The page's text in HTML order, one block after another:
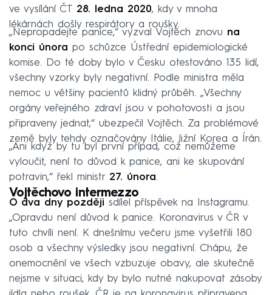
ve vysílání ČT 28. ledna 2020, kdy v mnoha
lékárnách došly respirátory a roušky.
„Nepropadejte panice,“ vyzval Vojtěch znovu na
konci února po schůzce Ústřední epidemiologické
komise. Do té doby bylo v Česku otestováno 135 lidí,
všechny vzorky byly negativní. Podle ministra měla
nemoc u většiny pacientů klidný průběh. „Všechny
orgány veřejného zdraví jsou v pohotovosti a jsou
připraveny jednat,“ ubezpečil Vojtěch. Za problémové
země byly tehdy označovány Itálie, Jižní Korea a Írán.
„Ani když by tu byl první případ, což nemůžeme
vyloučit, není to důvod k panice, ani ke skupování
potravin,“ řekl ministr 27. února.
Vojtěchovo intermezzo
O dva dny později sdílel příspěvek na Instagramu.
„Opravdu není důvod k panice. Koronavirus v ČR v
tuto chvíli není. K dnešnímu večeru jsme vyšetřili 180
osob a všechny výsledky jsou negativní. Chápu, že
onemocnění ve všech vzbuzuje obavy, ale skutečně
nejsme v situaci, kdy by bylo nutné nakupovat zásoby